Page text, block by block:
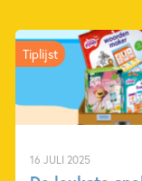
16 JULI 2025
Tiplijst